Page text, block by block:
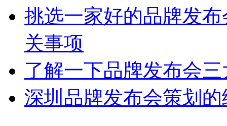
挑选一家好的品牌发
关事项
了解一下品牌发布会
深圳品牌发布会策划